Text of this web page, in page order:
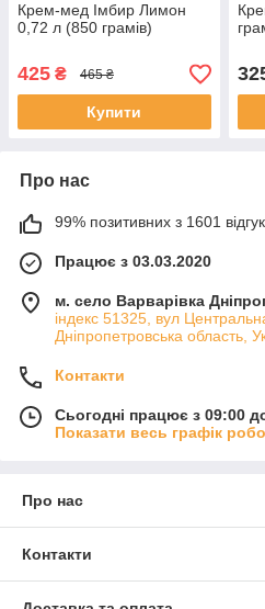
Крем-мед Імбир Лимон
0,72 л (850 грамів)
425 ₴ 465 ₴
Купити
Про нас
99% позитивних з 1601
Працює з 03.03.2020
м. село Варварівка
індекс 51325, вул
Дніпропетровська область,
Контакти
Сьогодні працює з 09:00
Показати весь графік
Про нас
Контакти